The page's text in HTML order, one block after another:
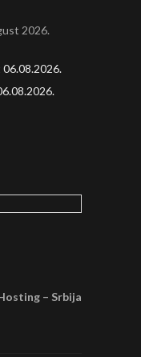
2026.
06.08.2026.
– Srbija